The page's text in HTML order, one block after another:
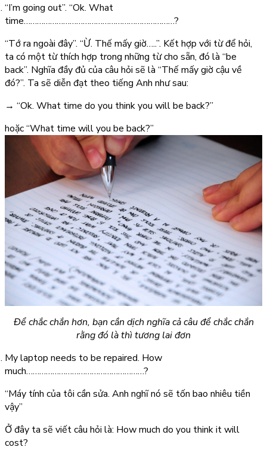
“I’m going out”. “Ok. What
time……………………………………………………………?
“Tớ ra ngoài đây”. “Ừ. Thế mấy giờ…..”. Kết hợp với từ để hỏi,
ta có một từ thích hợp trong những từ cho sẵn, đó là “be
back”. Nghĩa đầy đủ của câu hỏi sẽ là “Thế mấy giờ cậu về
đó?”. Ta sẽ diễn đạt theo tiếng Anh như sau:
→ “Ok. What time do you think you will be back?”
hoặc“What time will you be back?”
Để chắc chắn hơn, bạn cần dịch nghĩa cả câu để chắc chắn
rằng đó là thì tương lai đơn
My laptop needs to be repaired. How
much………………………………………………?
“Máy tính của tôi cần sửa. Anh nghĩ nó sẽ tốn bao nhiêu tiền
vậy”
Ở đây ta sẽ viết câu hỏi là: How much do you think it will
cost?